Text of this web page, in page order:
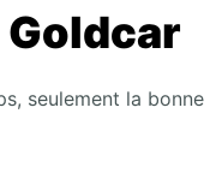
seulement la bonne